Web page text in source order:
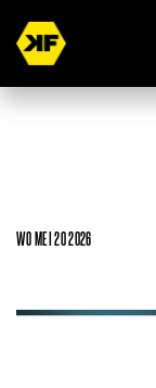
WO MEI 20 2026